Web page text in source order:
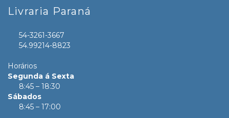
Livraria Paraná
54-3261-3667
54.99214-8823
Horários
Segunda á Sexta
8:45 – 18:30
Sábados
8:45 – 17:00